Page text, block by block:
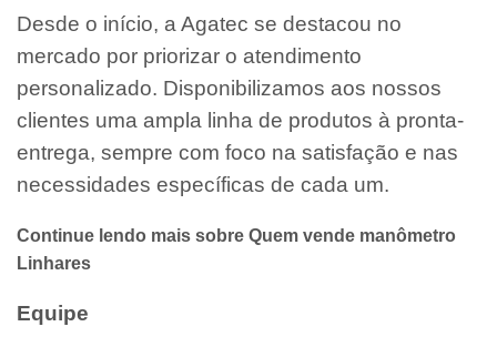
Desde o início, a Agatec se destacou no
mercado por priorizar o atendimento
personalizado. Disponibilizamos aos nossos
clientes uma ampla linha de produtos à pronta-
entrega, sempre com foco na satisfação e nas
necessidades específicas de cada um.
Continue lendo mais sobre Quem vende manômetro
Linhares
Equipe